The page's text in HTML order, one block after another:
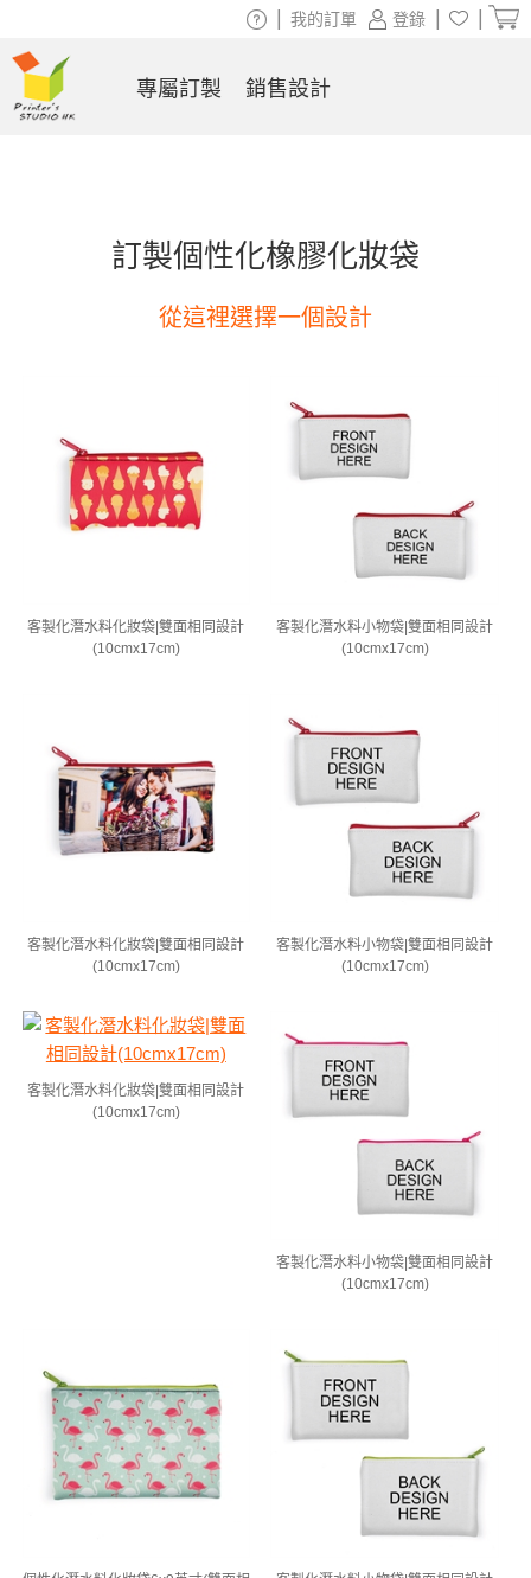
訂製個性化橡膠化妝袋
從這裡選擇一個設計
客製化潛水料化妝袋|雙面相同設計
(10cmx17cm)
客製化潛水料小物袋|雙面相同設計
(10cmx17cm)
客製化潛水料化妝袋|雙面相同設計
(10cmx17cm)
客製化潛水料小物袋|雙面相同設計
(10cmx17cm)
客製化潛水料化妝袋|雙面相同設計
(10cmx17cm)
客製化潛水料小物袋|雙面相同設計
(10cmx17cm)
登錄
我的訂單
專屬訂製 銷售設計